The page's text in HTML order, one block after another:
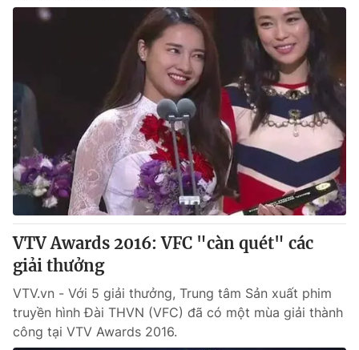
Video Shorts video
VTV Thể thao
VTV Sức khoẻ Bất động sản
Thị trường 24h Tấm lòng Việt
VTV4 Vươn mình bằng AI
VTV9
Liên hệ tòa soạn English
VTV Awards 2016: VFC "càn quét" các
giải thưởng
VTV.vn - Với 5 giải thưởng, Trung tâm Sản xuất phim
truyền hình Đài THVN (VFC) đã có một mùa giải thành
công tại VTV Awards 2016.